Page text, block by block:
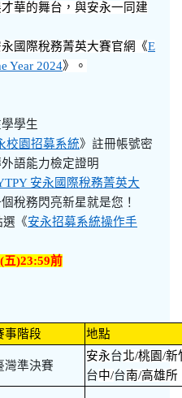
華的舞台，與安永一同建
國際稅務菁英大賽官網《E
Year 2024》。
學生
校園招募系統》註冊帳號密
語能力檢定證明
安永國際稅務菁英大
稅務閃亮新星就是您！
選《安永招募系統操作手
五)23:59前
事階段
地點
灣準決賽
安永台北/桃園/新
台中/台南/高雄所